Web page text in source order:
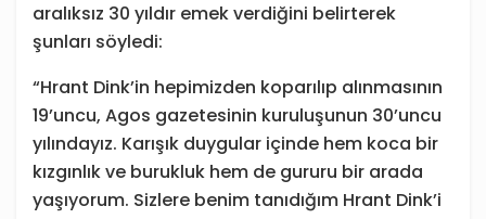
aralıksız 30 yıldır emek verdiğini belirterek
şunları söyledi:
“Hrant Dink’in hepimizden koparılıp alınmasının
19’uncu, Agos gazetesinin kuruluşunun 30’uncu
yılındayız. Karışık duygular içinde hem koca bir
kızgınlık ve burukluk hem de gururu bir arada
yaşıyorum. Sizlere benim tanıdığım Hrant Dink’i